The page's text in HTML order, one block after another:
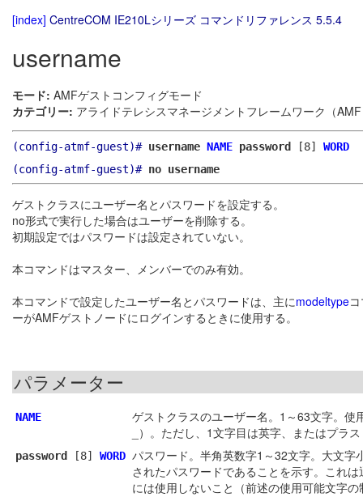
[index] CentreCOM IE210Lシリーズ コマンドリファレンス 5.5.4
username
モード: AMFゲストコンフィグモード
カテゴリー: アライドテレシスマネージメントフレームワーク（
(config-atmf-guest)# username NAME password [8]
WORD
(config-atmf-guest)# no username
ゲストクラスにユーザー名とパスワードを設定する。
no形式で実行した場合はユーザーを削除する。
初期設定ではパスワードは設定されていない。
本コマンドはマスター、メンバーでのみ有効。
本コマンドで設定したユーザー名とパスワードは、主にmodeltype
ーがAMFゲストノードにログインするときに使用する。
パラメーター
NAME
ゲストクラスのユーザー名。1～63文字。
_）。ただし、1文字目は英字、またはプラ
password [8] WORD パスワード。半角英数字1～32文字。大文
されたパスワードであることを示す。これ
には使用しないこと（前述の使用可能文字